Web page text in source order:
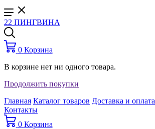
22 ПИНГВИНА
0 Корзина
В корзине нет ни одного товара.
Продолжить покупки
Главная Каталог товаров Доставка и оплата
Контакты
0 Корзина